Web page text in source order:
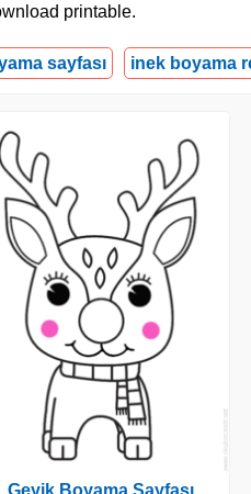
printable.
sayfası inek boyama
Geyik Boyama Sayfası